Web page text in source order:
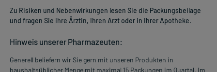
Zu Risiken und Nebenwirkungen lesen Sie die Packungsbeilage
und fragen Sie Ihre Ärztin, Ihren Arzt oder in Ihrer Apotheke.
Hinweis unserer Pharmazeuten:
Generell beliefern wir Sie gern mit unseren Produkten in
haushaltsüblicher Menge mit maximal 15 Packungen im Quartal. Im